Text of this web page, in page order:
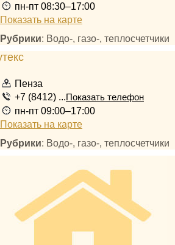
пн-пт 08:30–17:00
Показать на карте
Рубрики: Водо-, газо-, теплосчетчики
Пенза
+7 (8412) ...Показать телефон
пн-пт 09:00–17:00
Показать на карте
Рубрики: Водо-, газо-, теплосчетчики